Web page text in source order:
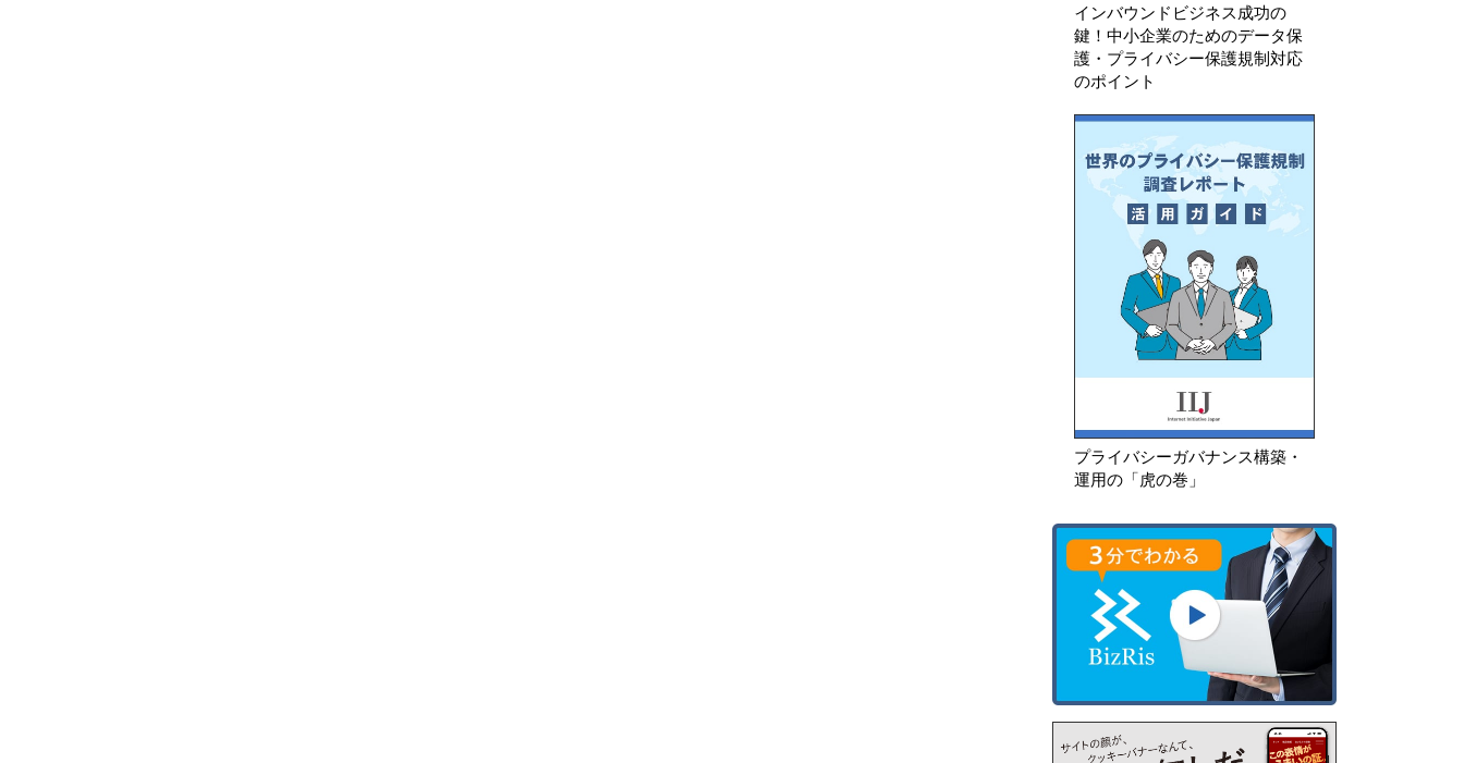
インバウンドビジネス成功の
鍵！中小企業のためのデータ保
護・プライバシー保護規制対応
のポイント
プライバシーガバナンス構築・
運用の「虎の巻」